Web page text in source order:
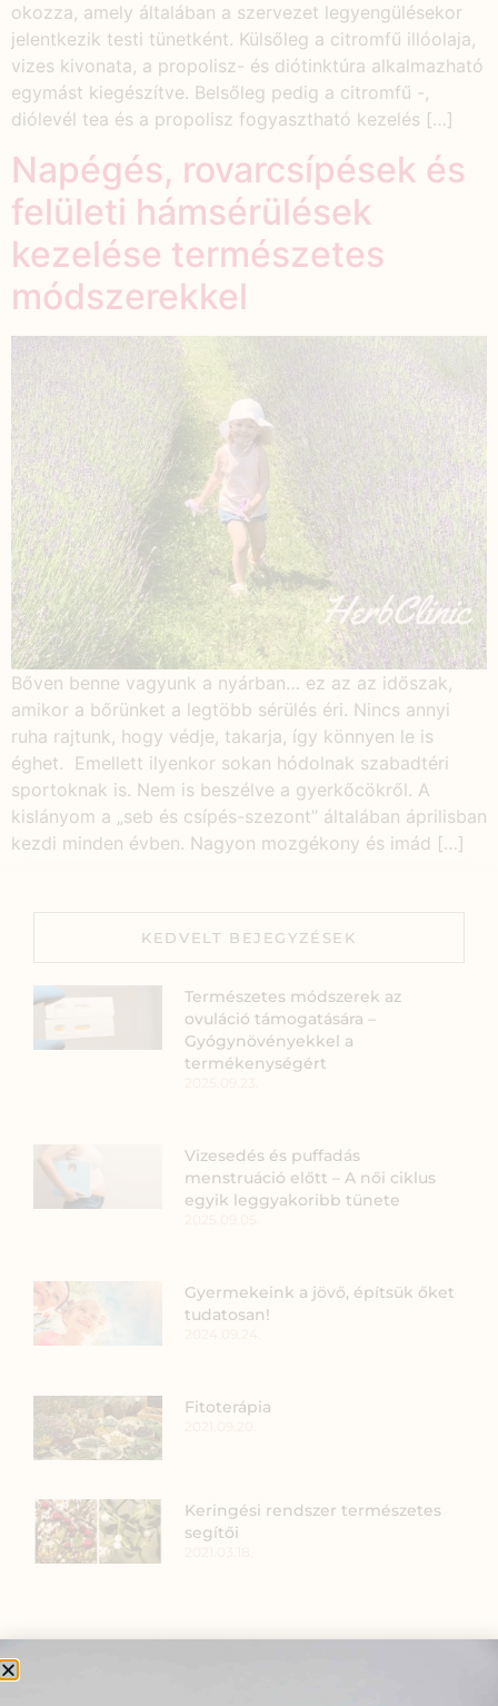
okozza, amely általában a szervezet legyengülésekor
jelentkezik testi tünetként. Külsőleg a citromfű illóolaja,
vizes kivonata, a propolisz- és diótinktúra alkalmazható
egymást kiegészítve. Belsőleg pedig a citromfű -,
diólevél tea és a propolisz fogyasztható kezelés […]
Napégés, rovarcsípések és
felületi hámsérülések
kezelése természetes
módszerekkel
Bőven benne vagyunk a nyárban… ez az az időszak,
amikor a bőrünket a legtöbb sérülés éri. Nincs annyi
ruha rajtunk, hogy védje, takarja, így könnyen le is
éghet. Emellett ilyenkor sokan hódolnak szabadtéri
sportoknak is. Nem is beszélve a gyerkőcökről. A
kislányom a „seb és csípés-szezont” általában áprilisban
kezdi minden évben. Nagyon mozgékony és imád […]
KEDVELT BEJEGYZÉSEK
Természetes módszerek az
ovuláció támogatására –
Gyógynövényekkel a
termékenységért
Vizesedés és puffadás
menstruáció előtt – A női ciklus
egyik leggyakoribb tünete
Gyermekeink a jövő, építsük őket
tudatosan!
Fitoterápia
Keringési rendszer természetes
segítői